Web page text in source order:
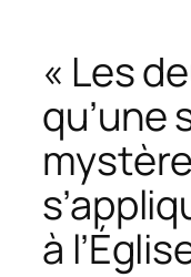
« Les
qu’une
à